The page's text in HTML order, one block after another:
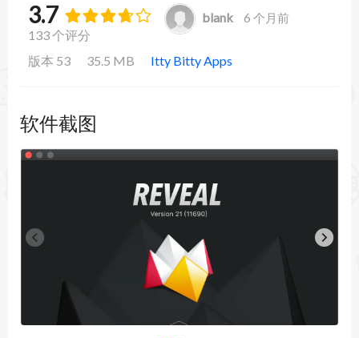
3.7
133 个评分
blank 6 个月前
版本 53 35.5 MB Itty Bitty Apps
软件截图